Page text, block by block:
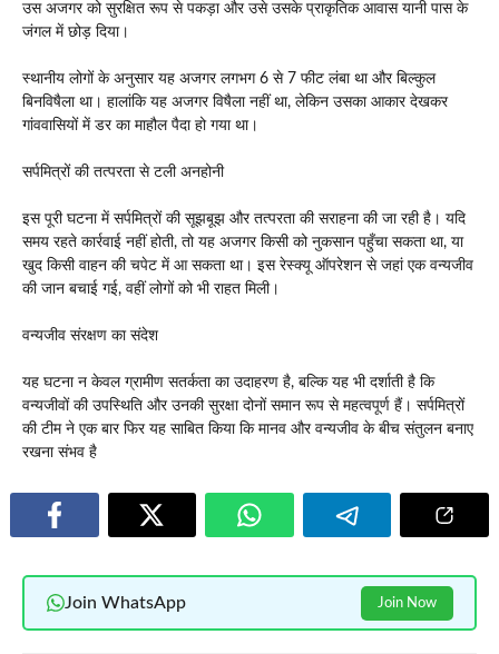
उस अजगर को सुरक्षित रूप से पकड़ा और उसे उसके प्राकृतिक आवास यानी पास के
जंगल में छोड़ दिया।
स्थानीय लोगों के अनुसार यह अजगर लगभग 6 से 7 फीट लंबा था और बिल्कुल
बिनविषैला था। हालांकि यह अजगर विषैला नहीं था, लेकिन उसका आकार देखकर
गांववासियों में डर का माहौल पैदा हो गया था।
सर्पमित्रों की तत्परता से टली अनहोनी
इस पूरी घटना में सर्पमित्रों की सूझबूझ और तत्परता की सराहना की जा रही है। यदि
समय रहते कार्रवाई नहीं होती, तो यह अजगर किसी को नुकसान पहुँचा सकता था, या
खुद किसी वाहन की चपेट में आ सकता था। इस रेस्क्यू ऑपरेशन से जहां एक वन्यजीव
की जान बचाई गई, वहीं लोगों को भी राहत मिली।
वन्यजीव संरक्षण का संदेश
यह घटना न केवल ग्रामीण सतर्कता का उदाहरण है, बल्कि यह भी दर्शाती है कि
वन्यजीवों की उपस्थिति और उनकी सुरक्षा दोनों समान रूप से महत्वपूर्ण हैं। सर्पमित्रों
की टीम ने एक बार फिर यह साबित किया कि मानव और वन्यजीव के बीच संतुलन बनाए
रखना संभव है
Join WhatsApp Join Now